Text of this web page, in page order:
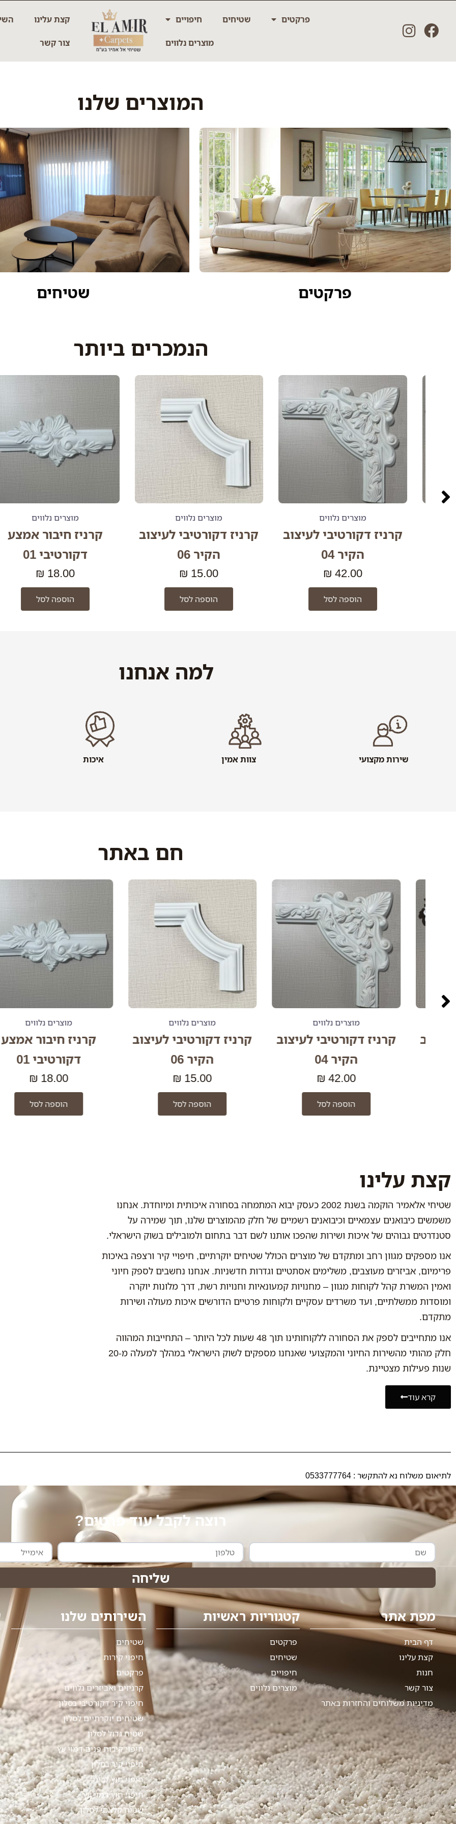
פרקטים שטיחים חיפויים
מוצרים נלווים
קצת עלינו
צור קשר
המוצרים שלנו
פרקטים שטיחים
הנמכרים ביותר
מוצרים נלווים
קרניז דקורטיבי לעיצוב
הקיר 04
42.00
₪
הוספה לסל
מוצרים נלווים
קרניז דקורטיבי לעיצוב
הקיר 06
15.00
₪
הוספה לסל
מוצרים נלווים
קרניז חיבור אמצע
דקורטיבי 01
18.00
₪
הוספה לסל
למה אנחנו
שירות מקצועי צוות אמין איכות
חם באתר
מוצרים נלווים
קרניז דקורטיבי לעיצוב
הקיר 04
42.00
₪
הוספה לסל
מוצרים נלווים
קרניז דקורטיבי לעיצוב
הקיר 06
15.00
₪
הוספה לסל
מוצרים נלווים
קרניז חיבור אמצע
דקורטיבי 01
18.00
₪
הוספה לסל
קצת עלינו
שטיחי אלאמיר הוקמה בשנת 2002 כעסק יבוא המתמחה בסחורה איכותית ומיוחדת. אנחנו
משמשים כיבואנים עצמאיים וכיבואנים רשמיים של חלק מהמוצרים שלנו, תוך שמירה על
סטנדרטים גבוהים של איכות ושירות שהפכו אותנו לשם דבר בתחום ולמובילים בשוק הישראלי.
אנו מספקים מגוון רחב ומתקדם של מוצרים הכולל שטיחים יוקרתיים, חיפויי קיר ורצפה באיכות
פרימיום, אביזרים מעוצבים, משלימים אסתטיים וגדרות חדשניות. אנחנו נחשבים לספק חיוני
ואמין המשרת קהל לקוחות מגוון – מחנויות קמעונאיות וחנויות רשת, דרך מלונות יוקרה
ומוסדות ממשלתיים, ועד משרדים עסקיים ולקוחות פרטיים הדורשים איכות מעולה ושירות
מתקדם.
אנו מתחייבים לספק את הסחורה ללקוחותינו תוך 48 שעות לכל היותר – התחייבות המהווה
חלק מהותי מהשירות החיוני והמקצועי שאנחנו מספקים לשוק הישראלי במהלך למעלה מ-20
שנות פעילות מצטיינת.
קרא עוד
לתיאום משלוח נא להתקשר : 0533777764
רוצה לקבל עוד פרטים?
שם טלפון אימייל
שליחה
מפת אתר
דף הבית
קצת עלינו
חנות
צור קשר
מדיניות משלוחים והחזרות באתר
קטגוריות ראשיות
פרקטים
שטיחים
חיפויים
מוצרים נלווים
השירותים שלנו
שטיחים
חיפוי קירות
פרקטים
קרניזים ואביזרים נלווים
חיפוי קיר דקורטיבי בסלון
שטיחים יוקרתיים לסלון
שטיח גדול לסלון
חיפוי קירות פנים דמוי עץ
חיפוי קיר בסלון
חיפוי חוץ לבית
חיפוי חוץ דמוי עץ
שטיח קלאסי לסלון